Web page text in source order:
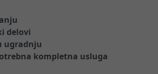
delovi
ugradnju
kompletna usluga